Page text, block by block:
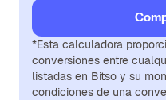
*Esta calculadora
conversiones entre
listadas en Bitso y su
condiciones de una